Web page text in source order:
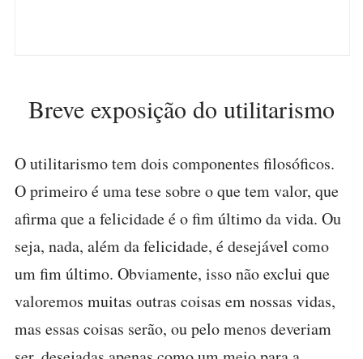
Breve exposição do utilitarismo
O utilitarismo tem dois componentes filosóficos.
O primeiro é uma tese sobre o que tem valor, que
afirma que a felicidade é o fim último da vida. Ou
seja, nada, além da felicidade, é desejável como
um fim último. Obviamente, isso não exclui que
valoremos muitas outras coisas em nossas vidas,
mas essas coisas serão, ou pelo menos deveriam